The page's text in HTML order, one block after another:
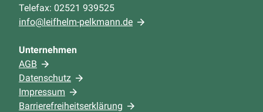
Telefax: 02521 939525
info@leifhelm-pelkmann.de
Unternehmen
AGB
Datenschutz
Impressum
Barrierefreiheitserklärung